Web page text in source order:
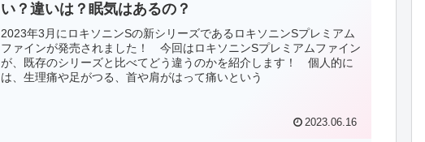
い？違いは？眠気はあるの？
2023年3月にロキソニンSの新シリーズであるロキソニンSプレミアム
ファインが発売されました！ 今回はロキソニンSプレミアムファイン
が、既存のシリーズと比べてどう違うのかを紹介します！ 個人的に
は、生理痛や足がつる、首や肩がはって痛いという
2023.06.16